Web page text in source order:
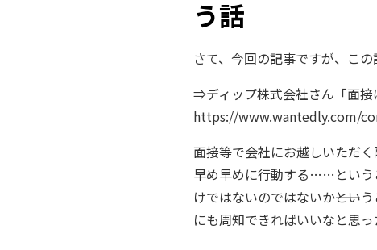
う話
さて、今回の記事ですが、こ
⇒ディップ株式会社さん「面接
https://www.wantedly.com/
面接等で会社にお越しいただ
早め早めに行動する……という
けではないのではないか――と
にも周知できればいいなと思っ